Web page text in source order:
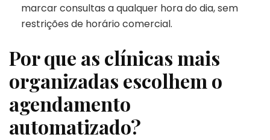
marcar consultas a qualquer hora do dia, sem
restrições de horário comercial.
Por que as clínicas mais
organizadas escolhem o
agendamento
automatizado?